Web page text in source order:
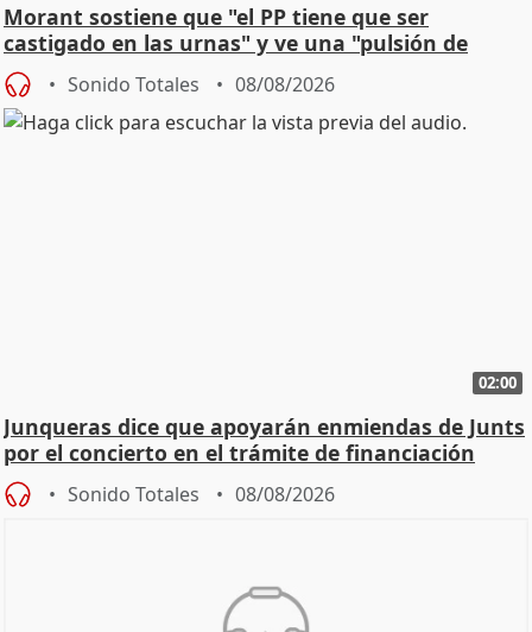
Morant sostiene que "el PP tiene que ser
castigado en las urnas" y ve una "pulsión de
cambio"
Sonido Totales 08/08/2026
02:00
Junqueras dice que apoyarán enmiendas de Junts
por el concierto en el trámite de financiación
Sonido Totales 08/08/2026